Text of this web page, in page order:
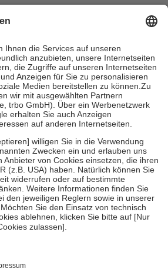
Zuzahlungen in Höhe von zehn
sind jedoch nie mehr als die tatsächlichen
auch für Online-Apotheken.
Krankenpflege beträgt die
der Kosten sowie zehn Euro je
Versicherten für ihre eigene Gesundheit zu
Stellung der Familie zu unterstützen,
an bei:
bis zum vollendeten 18. Lebensjahr
und Früherkennung, die von der
dass es sich um echte Bewertungen